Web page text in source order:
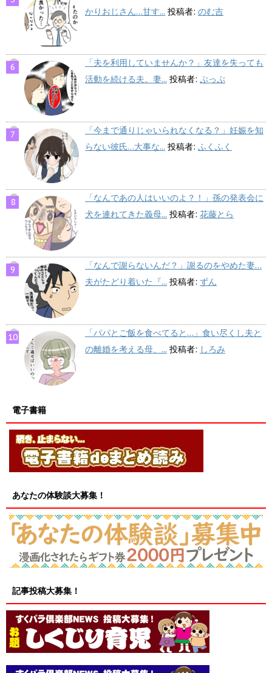
かりおじさん…甘す... 投稿者: のむ吉
「夫を利用していませんか？」友達を失っても
活動を続ける夫。妻... 投稿者: ぷっぷ
「今まで通りじゃいられなくなる？」妊娠を知
らない彼氏…大事な... 投稿者: ふくふく
「なんであの人はいいのよ？！」孫の発表会に
犬を連れてきた義母... 投稿者: 花藤とら
「なんで謝らないんだ？」謝るのをやめた妻…
夫がたどり着いた『... 投稿者: ずん
「パパとご飯を食べてると…」食い尽くし夫と
の離婚を考える母、... 投稿者: しろみ
電子書籍
あなたの体験談大募集！
記事投稿大募集！